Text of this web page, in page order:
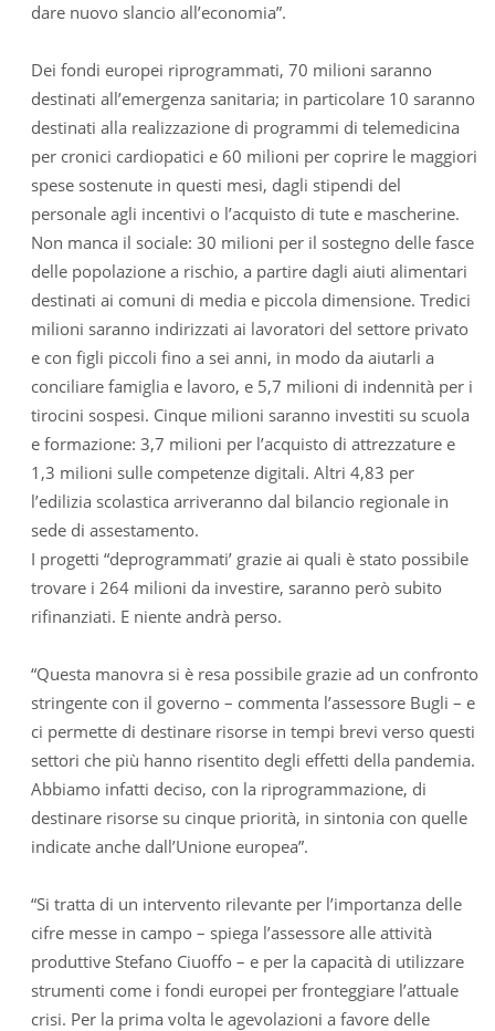
dare nuovo slancio all’economia”.
Dei fondi europei riprogrammati, 70 milioni saranno
destinati all’emergenza sanitaria; in particolare 10 saranno
destinati alla realizzazione di programmi di telemedicina
per cronici cardiopatici e 60 milioni per coprire le maggiori
spese sostenute in questi mesi, dagli stipendi del
personale agli incentivi o l’acquisto di tute e mascherine.
Non manca il sociale: 30 milioni per il sostegno delle fasce
delle popolazione a rischio, a partire dagli aiuti alimentari
destinati ai comuni di media e piccola dimensione. Tredici
milioni saranno indirizzati ai lavoratori del settore privato
e con figli piccoli fino a sei anni, in modo da aiutarli a
conciliare famiglia e lavoro, e 5,7 milioni di indennità per i
tirocini sospesi. Cinque milioni saranno investiti su scuola
e formazione: 3,7 milioni per l’acquisto di attrezzature e
1,3 milioni sulle competenze digitali. Altri 4,83 per
l’edilizia scolastica arriveranno dal bilancio regionale in
sede di assestamento.
I progetti “deprogrammati’ grazie ai quali è stato possibile
trovare i 264 milioni da investire, saranno però subito
rifinanziati. E niente andrà perso.
“Questa manovra si è resa possibile grazie ad un confronto
stringente con il governo – commenta l’assessore Bugli – e
ci permette di destinare risorse in tempi brevi verso questi
settori che più hanno risentito degli effetti della pandemia.
Abbiamo infatti deciso, con la riprogrammazione, di
destinare risorse su cinque priorità, in sintonia con quelle
indicate anche dall’Unione europea”.
“Si tratta di un intervento rilevante per l’importanza delle
cifre messe in campo – spiega l’assessore alle attività
produttive Stefano Ciuoffo – e per la capacità di utilizzare
strumenti come i fondi europei per fronteggiare l’attuale
crisi. Per la prima volta le agevolazioni a favore delle